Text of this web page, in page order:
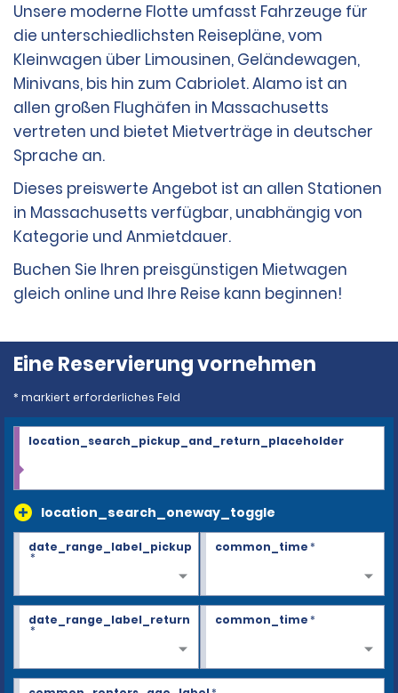
Unsere moderne Flotte umfasst Fahrzeuge für
die unterschiedlichsten Reisepläne, vom
Kleinwagen über Limousinen, Geländewagen,
Minivans, bis hin zum Cabriolet. Alamo ist an
allen großen Flughäfen in Massachusetts
vertreten und bietet Mietverträge in deutscher
Sprache an.
Dieses preiswerte Angebot ist an allen Stationen
in Massachusetts verfügbar, unabhängig von
Kategorie und Anmietdauer.
Buchen Sie Ihren preisgünstigen Mietwagen
gleich online und Ihre Reise kann beginnen!
Eine Reservierung vornehmen
* markiert erforderliches Feld
location_search_oneway_toggle
location_search_pickup_and_return_placeholder
date_range_label_pickup
*
common_time*
date_range_label_return
*
common_time*